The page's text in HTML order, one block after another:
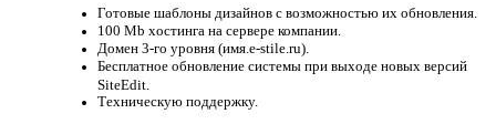
Готовые шаблоны дизайнов с возможностью их обновления.
100 Mb хостинга на сервере компании.
Домен 3-го уровня (имя.e-stile.ru).
Бесплатное обновление системы при выходе новых версий
SiteEdit.
Техническую поддержку.